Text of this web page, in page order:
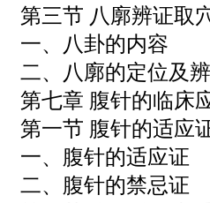
第三节 八廓辨证取
一、八卦的内容
二、八廓的定位及
第七章 腹针的临床
第一节 腹针的适应
一、腹针的适应证
二、腹针的禁忌证